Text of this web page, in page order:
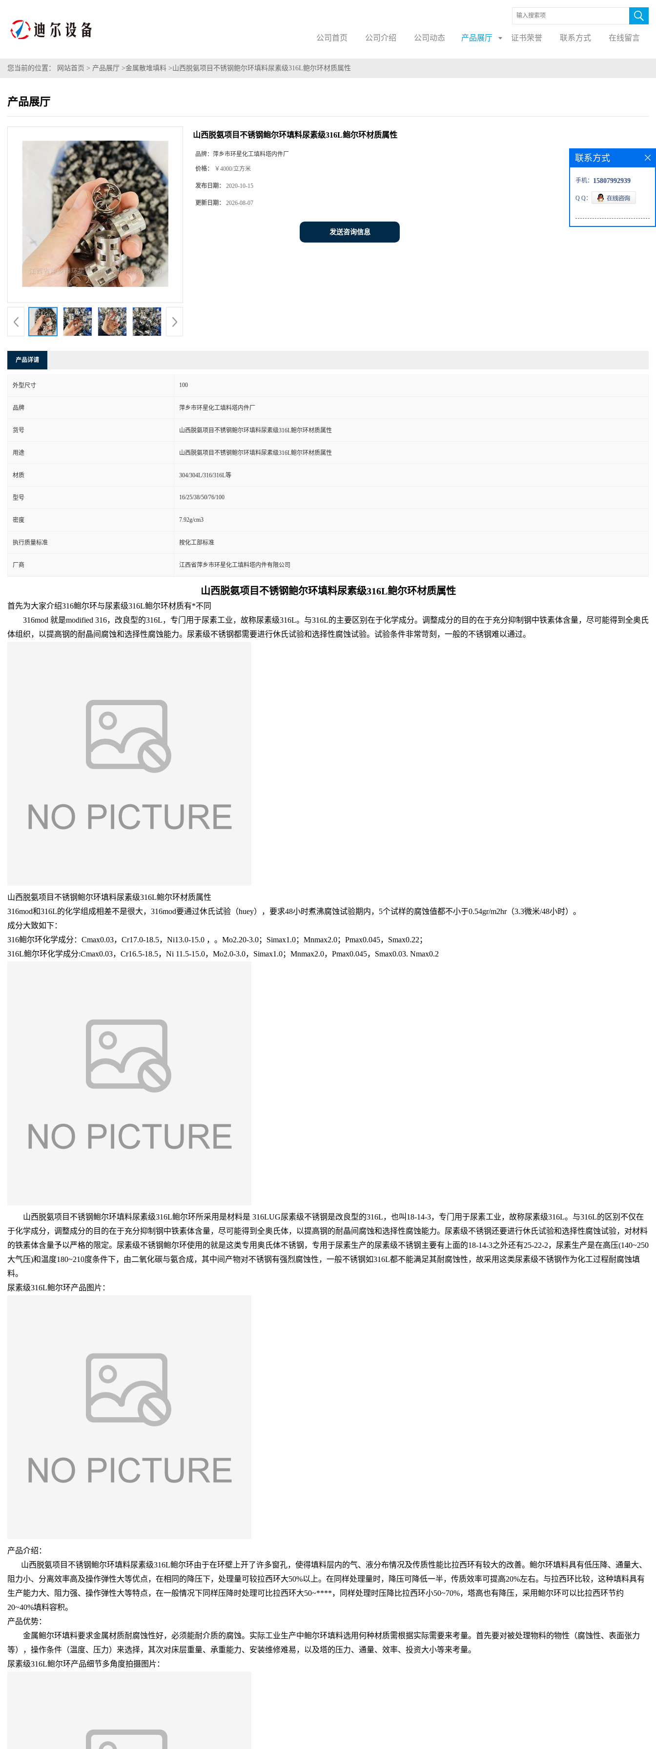
公司首页 公司介绍 公司动态 产品展厅 证书荣誉 联系方式 在线留言
您当前的位置： 网站首页 > 产品展厅 >金属散堆填料 >山西脱氨项目不锈钢鲍尔环填料尿素级316L鲍尔环材质属性
产品展厅
山西脱氨项目不锈钢鲍尔环填料尿素级316L鲍尔环材质属性
品牌： 萍乡市环星化工填料塔内件厂
价格： ￥4000/立方米
发布日期： 2020-10-15
更新日期： 2026-08-07
发送咨询信息
产品详请
外型尺寸 100
品牌 萍乡市环星化工填料塔内件厂
货号 山西脱氨项目不锈钢鲍尔环填料尿素级316L鲍尔环材质属性
用途 山西脱氨项目不锈钢鲍尔环填料尿素级316L鲍尔环材质属性
材质 304/304L/316/316L等
型号 16/25/38/50/76/100
密度 7.92g/cm3
执行质量标准 按化工部标准
厂商 江西省萍乡市环星化工填料塔内件有限公司
山西脱氨项目不锈钢鲍尔环填料尿素级316L鲍尔环材质属性
首先为大家介绍316鲍尔环与尿素级316L鲍尔环材质有*不同
316mod 就是modified 316，改良型的316L，专门用于尿素工业，故称尿素级316L。与316L的主要区别在于化学成分。调整成分的目的在于充分抑制钢中铁素体含量，尽可能得到全奥氏
体组织，以提高钢的耐晶间腐蚀和选择性腐蚀能力。尿素级不锈钢都需要进行休氏试验和选择性腐蚀试验。试验条件非常苛刻，一般的不锈钢难以通过。
山西脱氨项目不锈钢鲍尔环填料尿素级316L鲍尔环材质属性
316mod和316L的化学组成相差不是很大，316mod要通过休氏试验（huey），要求48小时煮沸腐蚀试验期内，5个试样的腐蚀值都不小于0.54gr/m2hr（3.3微米/48小时）。
成分大致如下：
316鲍尔环化学成分：Cmax0.03，Cr17.0-18.5，Ni13.0-15.0 ，。Mo2.20-3.0；Simax1.0；Mnmax2.0；Pmax0.045，Smax0.22；
316L鲍尔环化学成分:Cmax0.03，Cr16.5-18.5，Ni 11.5-15.0，Mo2.0-3.0，Simax1.0；Mnmax2.0，Pmax0.045，Smax0.03. Nmax0.2
山西脱氨项目不锈钢鲍尔环填料尿素级316L鲍尔环所采用是材料是 316LUG尿素级不锈钢是改良型的316L，也叫18-14-3，专门用于尿素工业，故称尿素级316L。与316L的区别不仅在
于化学成分，调整成分的目的在于充分抑制钢中铁素体含量，尽可能得到全奥氏体，以提高钢的耐晶间腐蚀和选择性腐蚀能力。尿素级不锈钢还要进行休氏试验和选择性腐蚀试验，对材料
的铁素体含量予以严格的限定。尿素级不锈钢鲍尔环使用的就是这类专用奥氏体不锈钢，专用于尿素生产的尿素级不锈钢主要有上面的18-14-3之外还有25-22-2，尿素生产是在高压(140~250
大气压)和温度180~210度条件下，由二氧化碳与氨合成，其中间产物对不锈钢有强烈腐蚀性，一般不锈钢如316L都不能满足其耐腐蚀性，故采用这类尿素级不锈钢作为化工过程耐腐蚀填
料。
尿素级316L鲍尔环产品图片：
产品介绍：
山西脱氨项目不锈钢鲍尔环填料尿素级316L鲍尔环由于在环壁上开了许多窗孔，使得填料层内的气、液分布情况及传质性能比拉西环有较大的改善。鲍尔环填料具有低压降、通量大、
阻力小、分离效率高及操作弹性大等优点，在相同的降压下，处理量可较拉西环大50%以上。在同样处理量时，降压可降低一半，传质效率可提高20%左右。与拉西环比较，这种填料具有
生产能力大、阻力强、操作弹性大等特点，在一般情况下同样压降时处理可比拉西环大50~****，同样处理时压降比拉西环小50~70%，塔高也有降压，采用鲍尔环可以比拉西环节约
20~40%填料容积。
产品优势：
金属鲍尔环填料要求金属材质耐腐蚀性好，必须能耐介质的腐蚀。实际工业生产中鲍尔环填料选用何种材质需根据实际需要来考量。首先要对被处理物料的物性（腐蚀性、表面张力
等），操作条件（温度、压力）来选择，其次对床层重量、承重能力、安装维修难易，以及塔的压力、通量、效率、投资大小等来考量。
尿素级316L鲍尔环产品细节多角度拍摄图片：
联系方式
手机： 15807992939
Q Q：